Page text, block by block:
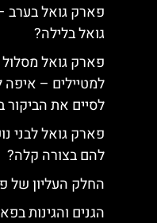
פארק גואל
גואל בלילה?
פארק גואל מסלול
למטיילים – איפה
לסיים את
פארק גואל לבני
להם בצורה קלה?
החלק העליון של
הגנים והגינות